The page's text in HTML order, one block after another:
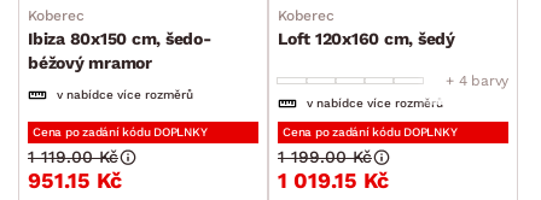
Koberec
Ibiza 80x150 cm, šedo-
béžový mramor
v nabídce více rozměrů
Cena po zadání kódu DOPLNKY
951.15 Kč
1 119.00 Kč
Koberec
Loft 120x160 cm, šedý
+ 4 barvy
v nabídce více rozměrů
Cena po zadání kódu DOPLNKY
1 019.15 Kč
1 199.00 Kč